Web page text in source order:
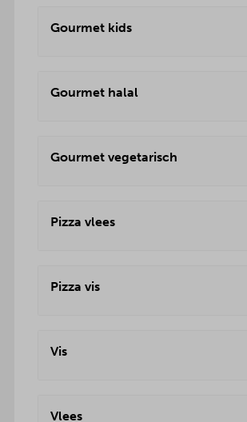
Gourmet kids
Gourmet halal
Gourmet vegetarisch
Pizza vlees
Pizza vis
Vis
Vlees